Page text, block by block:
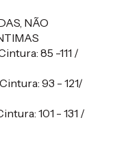
NÃO
85 -111 /
93 - 121/
101 - 131 /